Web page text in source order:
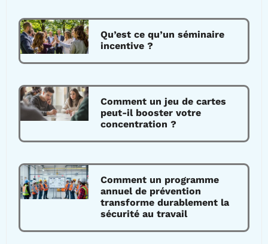
Qu’est ce qu’un séminaire
incentive ?
Comment un jeu de cartes
peut-il booster votre
concentration ?
Comment un programme
annuel de prévention
transforme durablement la
sécurité au travail